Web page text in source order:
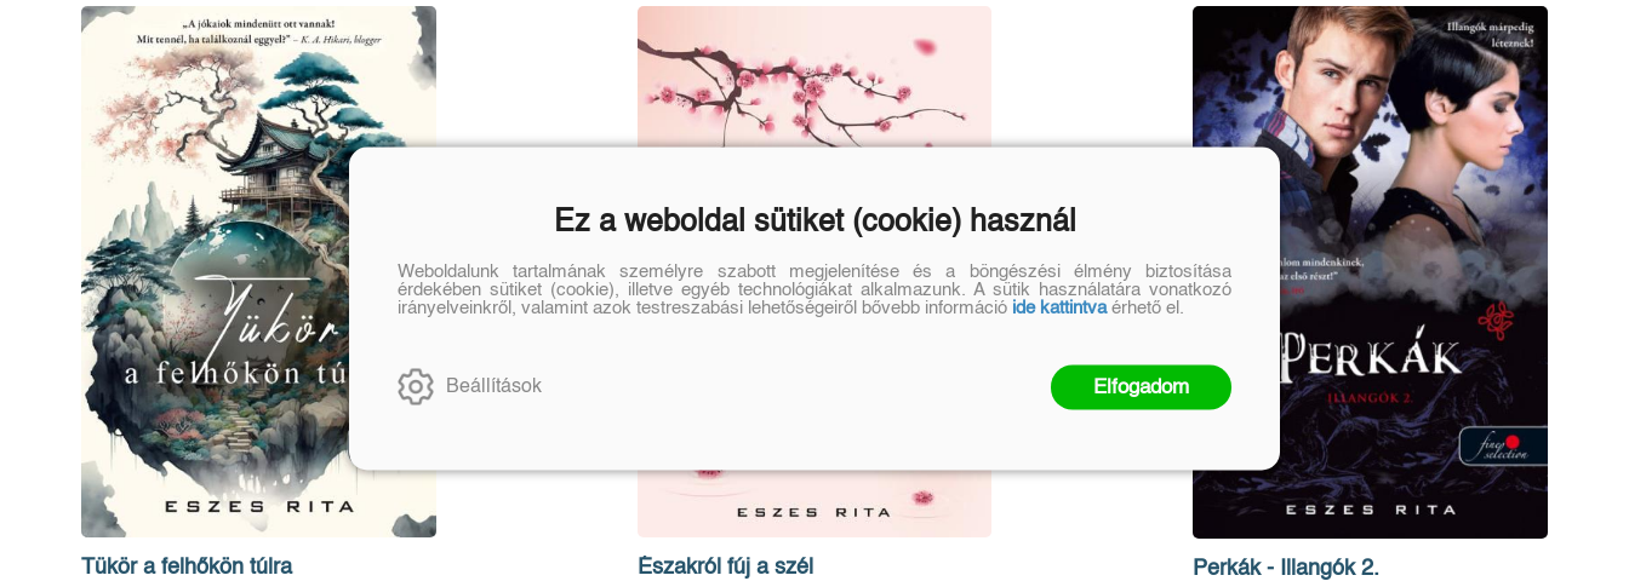
Tükör a felhőkön túlra Északról fúj a szél Perkák - Illangók 2.
Ez a weboldal sütiket (cookie) használ
Weboldalunk tartalmának személyre szabott megjelenítése és a böngészési élmény biztosítása
érdekében sütiket (cookie), illetve egyéb technológiákat alkalmazunk. A sütik használatára vonatkozó
irányelveinkről, valamint azok testreszabási lehetőségeiről bővebb információ ide kattintvaérhető el.
Beállítások Elfogadom